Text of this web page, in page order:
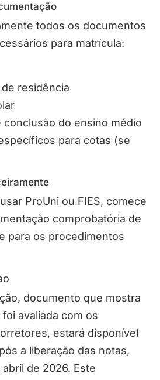
todos os documentos
para matrícula:
residência
conclusão do ensino médio
para cotas (se
ProUni ou FIES, comece
comprobatória de
para os procedimentos
documento que mostra
avaliada com os
estará disponível
a liberação das notas,
de 2026. Este